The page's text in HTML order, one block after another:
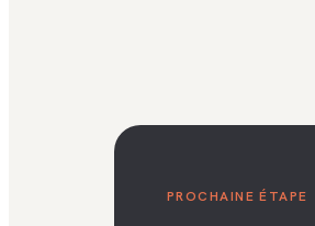
PROCHAINE ÉTAPE